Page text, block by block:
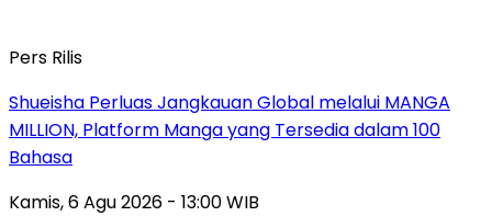
Pers Rilis
Shueisha Perluas Jangkauan Global melalui MANGA
MILLION, Platform Manga yang Tersedia dalam 100
Bahasa
Kamis, 6 Agu 2026 - 13:00 WIB